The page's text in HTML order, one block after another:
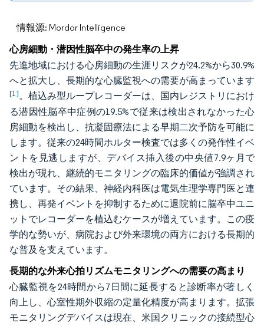
情報源: Mordor Intelligence
心房細動・潜因性脳卒中の発生率の上昇
先進地域における心房細動の生涯リスクが24.2%から30.9%
へと拡大し、長期的な心臓監視への需要が高まっています
[1]。植込み型ループレコーダーは、国内レジストリにおけ
る潜因性脳卒中症例の19.5%で従来は検出されなかった心
房細動を検出し、抗凝固療法による早期二次予防を可能に
します。従来の24時間ホルター検査では多くの発作性イベ
ントを見逃しますが、デバイス挿入後の中央値7.9ヶ月で
検出が現れ、継続的モニタリングの臨床的価値が強調され
ています。その結果、神経内科医は電気生理学専門医と連
携し、再発イベントを抑制するために退院前に脳卒中ユニ
ットでレコーダーを植込むケースが増えています。この疫
学的な勢いが、病院および外来環境の両方における長期的
な普及を支えています。
長期的な外来心拍リズムモニタリングへの需要の高まり
心臓監視を24時間から7日間に延長すると診断率が著しく
向上し、心室性期外収縮の定量化精度が高まります。拡張
モニタリングデバイスは現在、米国クリニックの接続型心